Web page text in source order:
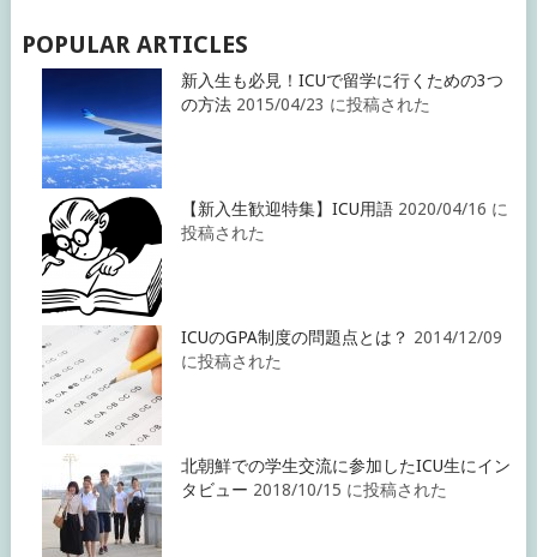
POPULAR ARTICLES
新入生も必見！ICUで留学に行くための3つ
の方法 2015/04/23 に投稿された
【新入生歓迎特集】ICU用語 2020/04/16 に
投稿された
ICUのGPA制度の問題点とは？ 2014/12/09
に投稿された
北朝鮮での学生交流に参加したICU生にイン
タビュー 2018/10/15 に投稿された